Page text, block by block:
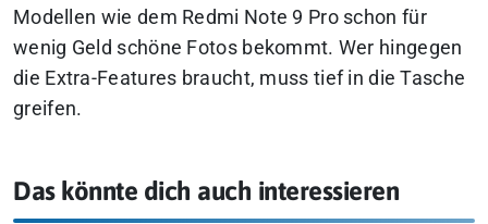
Modellen wie dem Redmi Note 9 Pro schon für
wenig Geld schöne Fotos bekommt. Wer hingegen
die Extra-Features braucht, muss tief in die Tasche
greifen.
Das könnte dich auch interessieren